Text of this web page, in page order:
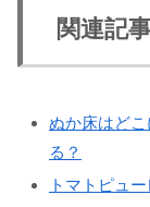
関連記
ぬか床はど
る？
トマトピュ